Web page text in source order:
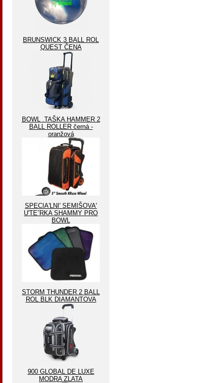
BRUNSWICK 3 BALL ROL
QUEST ČENA
BOWL .TAŠKA HAMMER 2
BALL ROLLER černá -
oranžová
SPECIA'LNI' SEMIŠOVA'
U'TEˇRKA SHAMMY PRO
BOWL
STORM THUNDER 2 BALL
ROL BLK DIAMANTOVA
900 GLOBAL DE LUXE
MODRA ZLATA